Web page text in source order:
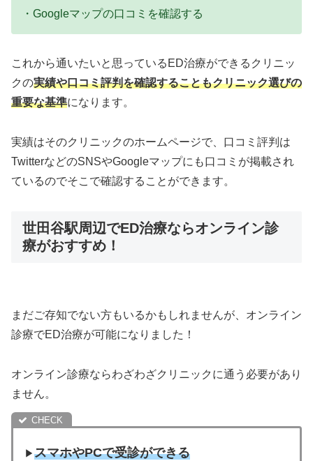
・Googleマップの口コミを確認する
これから通いたいと思っているED治療ができるクリニッ
クの実績や口コミ評判を確認することもクリニック選びの
重要な基準になります。
実績はそのクリニックのホームページで、口コミ評判は
TwitterなどのSNSやGoogleマップにも口コミが掲載され
ているのでそこで確認することができます。
世田谷駅周辺でED治療ならオンライン診
療がおすすめ！
まだご存知でない方もいるかもしれませんが、オンライン
診療でED治療が可能になりました！
オンライン診療ならわざわざクリニックに通う必要があり
ません。
▶︎スマホやPCで受診ができる